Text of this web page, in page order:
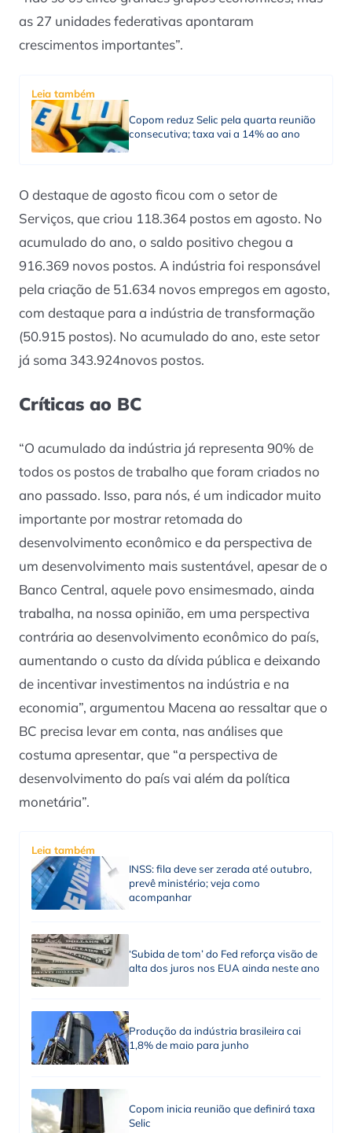
as 27 unidades federativas apontaram
crescimentos importantes”.
Leia também
Copom reduz Selic pela quarta reunião
consecutiva; taxa vai a 14% ao ano
O destaque de agosto ficou com o setor de
Serviços, que criou 118.364 postos em agosto. No
acumulado do ano, o saldo positivo chegou a
916.369 novos postos. A indústria foi responsável
pela criação de 51.634 novos empregos em agosto,
com destaque para a indústria de transformação
(50.915 postos). No acumulado do ano, este setor
já soma 343.924novos postos.
Críticas ao BC
“O acumulado da indústria já representa 90% de
todos os postos de trabalho que foram criados no
ano passado. Isso, para nós, é um indicador muito
importante por mostrar retomada do
desenvolvimento econômico e da perspectiva de
um desenvolvimento mais sustentável, apesar de o
Banco Central, aquele povo ensimesmado, ainda
trabalha, na nossa opinião, em uma perspectiva
contrária ao desenvolvimento econômico do país,
aumentando o custo da dívida pública e deixando
de incentivar investimentos na indústria e na
economia”, argumentou Macena ao ressaltar que o
BC precisa levar em conta, nas análises que
costuma apresentar, que “a perspectiva de
desenvolvimento do país vai além da política
monetária”.
Leia também
INSS: fila deve ser zerada até outubro,
prevê ministério; veja como
acompanhar
‘Subida de tom’ do Fed reforça visão de
alta dos juros nos EUA ainda neste ano
Produção da indústria brasileira cai
1,8% de maio para junho
Copom inicia reunião que definirá taxa
Selic